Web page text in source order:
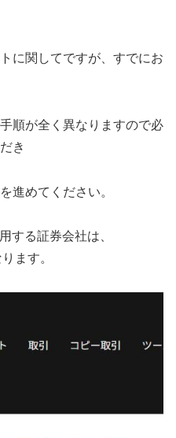
に関してですが、すでにお
順が全く異なりますので必
き
進めてください。
する証券会社は、
ます。